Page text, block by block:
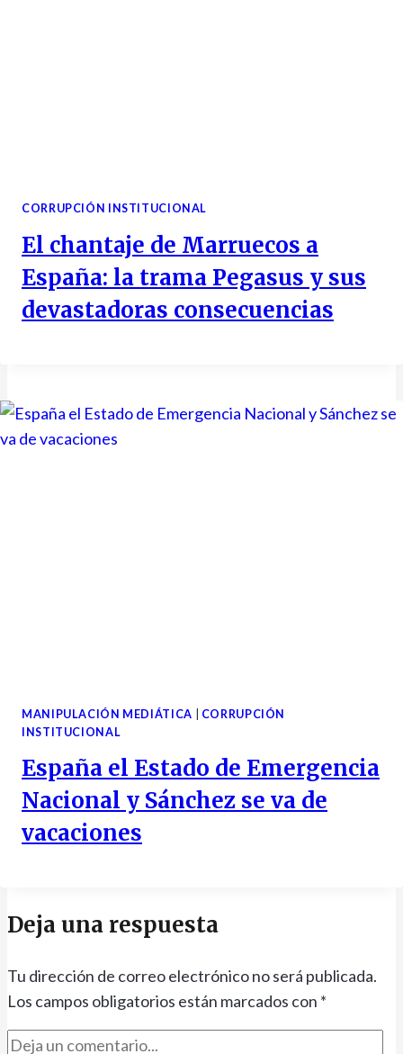
CORRUPCIÓN INSTITUCIONAL
El chantaje de Marruecos a
España: la trama Pegasus y sus
devastadoras consecuencias
MANIPULACIÓN MEDIÁTICA
CORRUPCIÓN
INSTITUCIONAL
España el Estado de Emergencia
Nacional y Sánchez se va de
vacaciones
Deja una respuesta
Tu dirección de correo electrónico no será publicada.
Los campos obligatorios están marcados con *